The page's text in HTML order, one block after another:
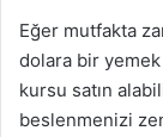
Eğer mutfakta
dolara bir
kursu satın
beslenmenizi